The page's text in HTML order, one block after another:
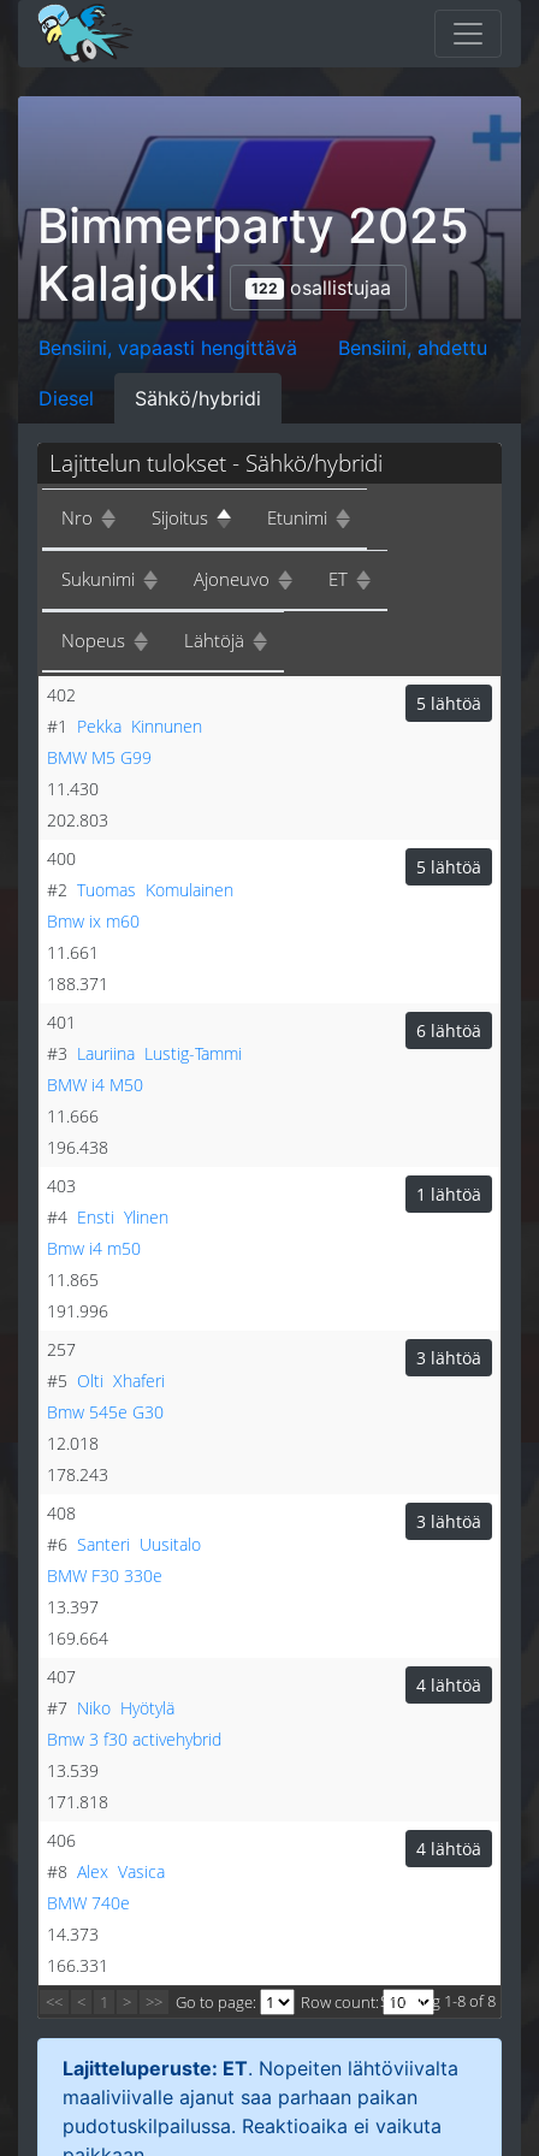
Bimmerparty 2025
Kalajoki
122 osallistujaa
Bensiini, vapaasti hengittävä Bensiini, ahdettu
Diesel Sähkö/hybridi
Lajittelun tulokset - Sähkö/hybridi
Nro Sijoitus Etunimi
Sukunimi Ajoneuvo ET
Nopeus Lähtöjä
402
#1
Pekka Kinnunen
BMW M5 G99
11.430
202.803
5 lähtöä
400
#2 Tuomas Komulainen
Bmw ix m60
11.661
188.371
5 lähtöä
401
#3 Lauriina Lustig-Tammi
BMW i4 M50
11.666
196.438
6 lähtöä
403
#4 Ensti Ylinen
Bmw i4 m50
11.865
191.996
1 lähtöä
257
#5 Olti Xhaferi
Bmw 545e G30
12.018
178.243
3 lähtöä
408
#6 Santeri Uusitalo
BMW F30 330e
13.397
169.664
3 lähtöä
407
#7 Niko Hyötylä
Bmw 3 f30 activehybrid
13.539
171.818
4 lähtöä
406
#8 Alex Vasica
BMW 740e
14.373
166.331
4 lähtöä
<< < 1 > >> Go to page: Row count:Showing 1-8 of 8
Lajitteluperuste: ET. Nopeiten lähtöviivalta
maaliviivalle ajanut saa parhaan paikan
pudotuskilpailussa. Reaktioaika ei vaikuta